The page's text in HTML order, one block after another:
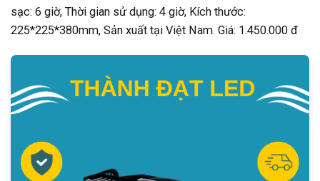
sạc: 6 giờ, Thời gian sử dụng: 4 giờ, Kích thước:
225*225*380mm, Sản xuất tại Việt Nam. Giá: 1.450.000 đ